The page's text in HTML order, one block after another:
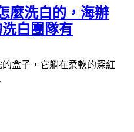
麼洗白的，海辦
白團隊有
盒子，它躺在柔軟的深紅